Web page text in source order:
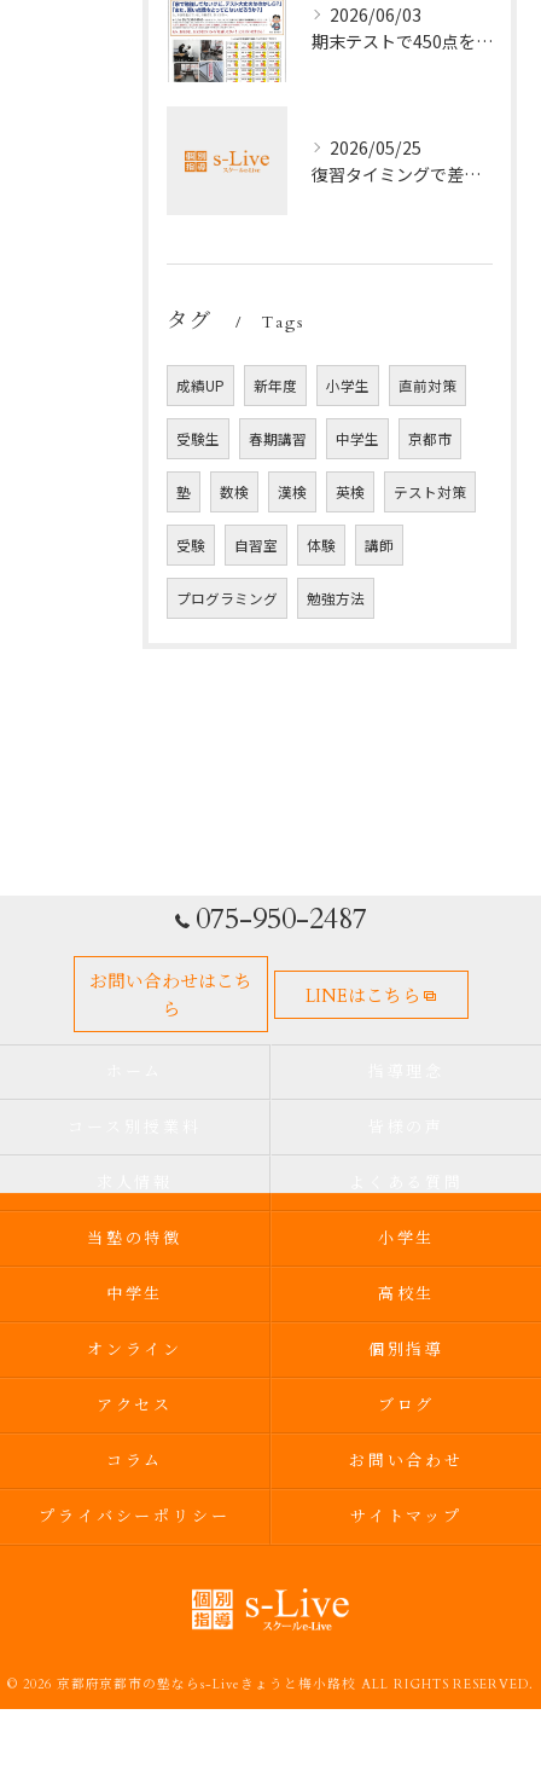
2026/06/03
期末テストで450点を取る勉強法
2026/05/25
復習タイミングで差がつく勉強法
タグ Tags
成績UP 新年度 小学生 直前対策
受験生 春期講習 中学生 京都市
塾 数検 漢検 英検 テスト対策
受験 自習室 体験 講師
プログラミング 勉強方法
075-950-2487
お問い合わせはこち
ら
LINEはこちら
当塾の特徴 小学生
中学生 高校生
オンライン 個別指導
アクセス ブログ
コラム お問い合わせ
プライバシーポリシー サイトマップ
© 2026 京都府京都市の塾ならs-Liveきょうと梅小路校 ALL RIGHTS RESERVED.